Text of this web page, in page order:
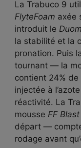
La Trabuco 9
FlyteFoam axée
introduit le
la stabilité et la
pronation. Puis
tournant — la
contient 24%
injectée à
réactivité. La
mousse FF
départ —
rodage avant